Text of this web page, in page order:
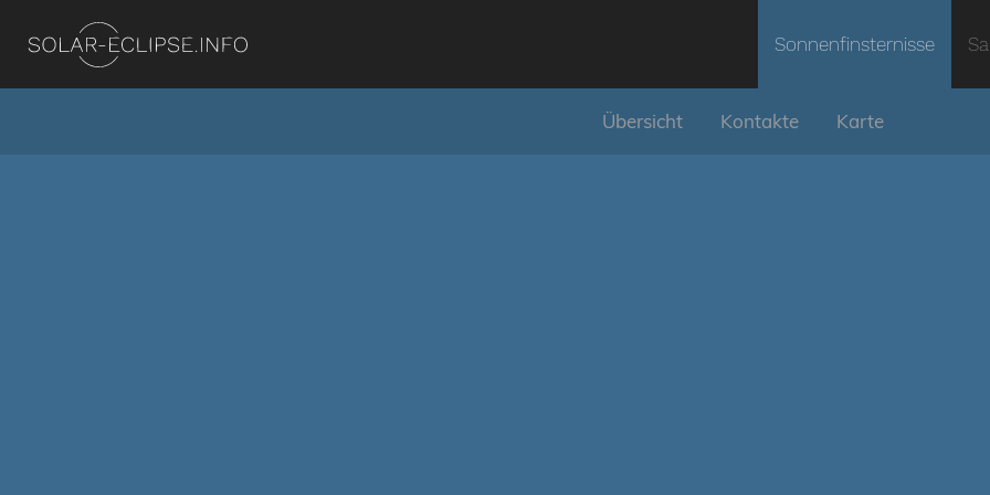
Sonnenfinsternisse
Übersicht Kontakte Karte